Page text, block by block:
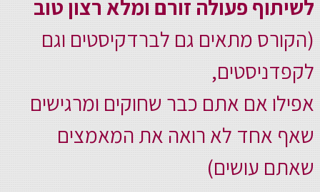
לשיתוף פעולה זורם ומלא רצון טוב
(הקורס מתאים גם לברדקיסטים וגם
לקפדניסטים,
אפילו אם אתם כבר שחוקים ומרגישים
שאף אחד לא רואה את המאמצים
שאתם עושים)